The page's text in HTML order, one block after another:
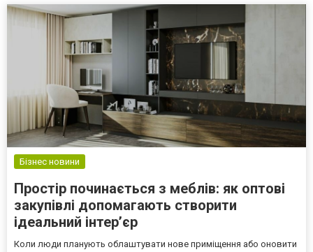
Бізнес новини
Простір починається з меблів: як оптові
закупівлі допомагають створити
ідеальний інтер’єр
Коли люди планують облаштувати нове приміщення або оновити